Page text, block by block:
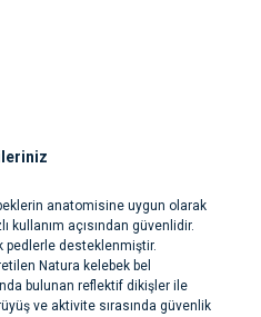
anatomisine uygun olarak
kullanım açısından güvenlidir.
pedlerle desteklenmiştir.
Natura kelebek bel
bulunan reflektif dikişler ile
ve aktivite sırasında güvenlik